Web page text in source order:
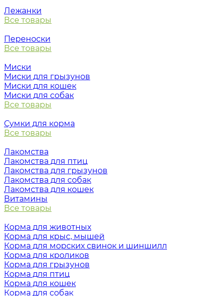
Лежанки
Все товары
Переноски
Все товары
Миски
Миски для грызунов
Миски для кошек
Миски для собак
Все товары
Сумки для корма
Все товары
Лакомства
Лакомства для птиц
Лакомства для грызунов
Лакомства для собак
Лакомства для кошек
Витамины
Все товары
Корма для животных
Корма для крыс, мышей
Корма для морских свинок и шиншилл
Корма для кроликов
Корма для грызунов
Корма для птиц
Корма для кошек
Корма для собак